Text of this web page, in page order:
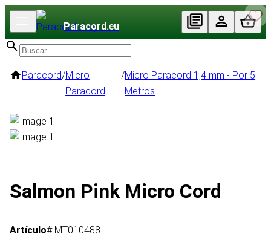
Paracord.eu
Paracord/Micro
Paracord
/Micro Paracord 1,4 mm - Por 5
Metros
Salmon Pink Micro Cord
Artículo# MT010488